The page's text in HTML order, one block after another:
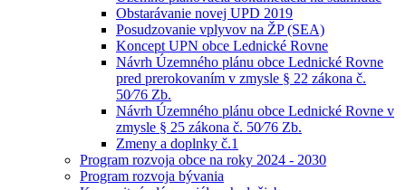
Obstarávanie novej UPD 2019
Posudzovanie vplyvov na ŽP (SEA)
Koncept UPN obce Lednické Rovne
Návrh Územného plánu obce Lednické Rovne
pred prerokovaním v zmysle § 22 zákona č.
50⁄76 Zb.
Návrh Územného plánu obce Lednické Rovne v
zmysle § 25 zákona č. 50⁄76 Zb.
Zmeny a doplnky č.1
Program rozvoja obce na roky 2024 - 2030
Program rozvoja bývania